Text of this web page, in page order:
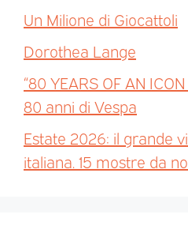
Un Milione di Giocattoli
Dorothea Lange
“80 YEARS OF AN
80 anni di Vespa
Estate 2026: il grande
italiana. 15 mostre da